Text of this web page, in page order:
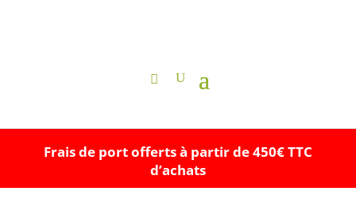
Frais de port offerts à partir de 450€ TTC
d’achats